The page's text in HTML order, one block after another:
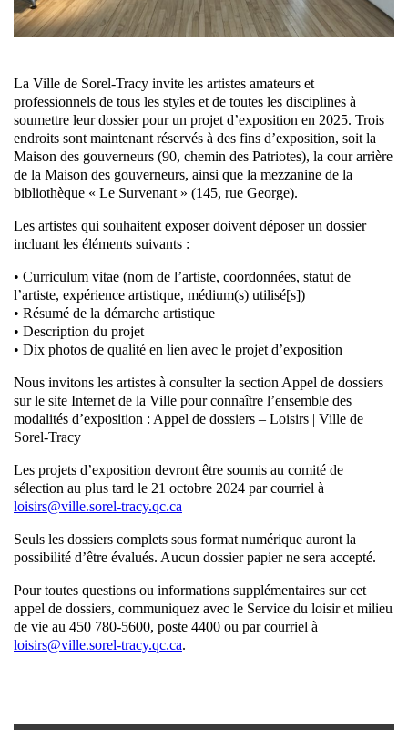
La Ville de Sorel-Tracy invite les artistes amateurs et
professionnels de tous les styles et de toutes les disciplines à
soumettre leur dossier pour un projet d’exposition en 2025. Trois
endroits sont maintenant réservés à des fins d’exposition, soit la
Maison des gouverneurs (90, chemin des Patriotes), la cour arrière
de la Maison des gouverneurs, ainsi que la mezzanine de la
bibliothèque « Le Survenant » (145, rue George).
Les artistes qui souhaitent exposer doivent déposer un dossier
incluant les éléments suivants :
• Curriculum vitae (nom de l’artiste, coordonnées, statut de
l’artiste, expérience artistique, médium(s) utilisé[s])
• Résumé de la démarche artistique
• Description du projet
• Dix photos de qualité en lien avec le projet d’exposition
Nous invitons les artistes à consulter la section Appel de dossiers
sur le site Internet de la Ville pour connaître l’ensemble des
modalités d’exposition : Appel de dossiers – Loisirs | Ville de
Sorel-Tracy
Les projets d’exposition devront être soumis au comité de
sélection au plus tard le 21 octobre 2024 par courriel à
loisirs@ville.sorel-tracy.qc.ca
Seuls les dossiers complets sous format numérique auront la
possibilité d’être évalués. Aucun dossier papier ne sera accepté.
Pour toutes questions ou informations supplémentaires sur cet
appel de dossiers, communiquez avec le Service du loisir et milieu
de vie au 450 780-5600, poste 4400 ou par courriel à
loisirs@ville.sorel-tracy.qc.ca.